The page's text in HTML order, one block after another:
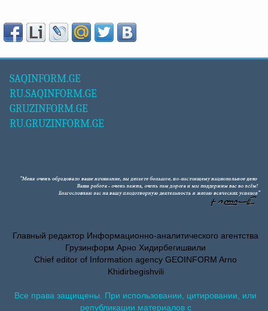
SAQINFORM.GE
RU.SAQINFORM.GE
GRUZINFORM.GE
RU.GRUZINFORM.GE
Главный редактор Информационно-аналитического агентства
Грузинформ Арно Хидирбегишвили
Chief editor of Information agency GEOINFORM Arno
Khidirbegishvili
Все права защищены. При использовании, цитировании, или
републикации материалов с